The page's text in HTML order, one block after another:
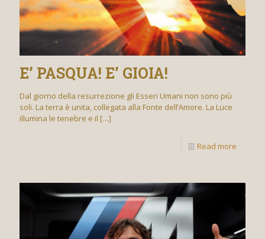
E’ PASQUA! E’ GIOIA!
Dal giorno della resurrezione gli Esseri Umani non sono più
soli. La terra è unita, collegata alla Fonte dell’Amore. La Luce
illumina le tenebre e il […]
Read more